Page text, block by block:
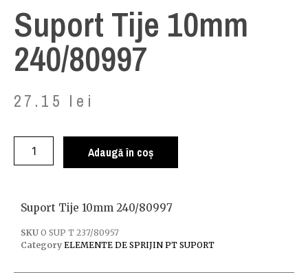
Suport Tije 10mm
240/80997
27.15 lei
Adaugă în coș
Suport Tije 10mm 240/80997
SKU O SUP T 237/80957
Category ELEMENTE DE SPRIJIN PT SUPORT